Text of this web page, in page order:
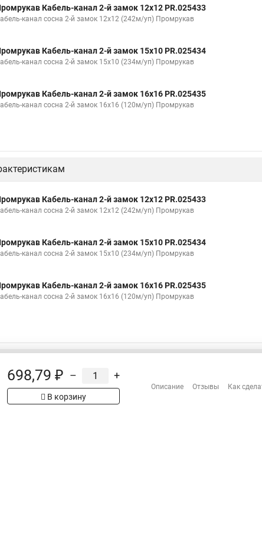
Кабель-канал 2-й замок 12х12 PR.025433
канал сосна 2-й замок 12х12 (242м/уп) Промрукав
Кабель-канал 2-й замок 15х10 PR.025434
канал сосна 2-й замок 15х10 (234м/уп) Промрукав
Кабель-канал 2-й замок 16х16 PR.025435
канал сосна 2-й замок 16х16 (120м/уп) Промрукав
Кабель-канал 2-й замок 12х12 PR.025433
канал сосна 2-й замок 12х12 (242м/уп) Промрукав
Кабель-канал 2-й замок 15х10 PR.025434
канал сосна 2-й замок 15х10 (234м/уп) Промрукав
Кабель-канал 2-й замок 16х16 PR.025435
канал сосна 2-й замок 16х16 (120м/уп) Промрукав
Промрукав Кабель-канал 2-й замок 80х60 PR.025452
Кабель-канал сосна 2-й замок 80х60 (18м/уп) Промрукав
698,79 ₽ – +
В корзину
Описание Отзывы Как